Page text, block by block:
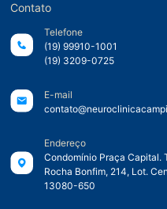
Contato
Telefone
(19) 99910-1001
(19) 3209-0725
E-mail
Endereço
Condomínio Praça Capital.
Rocha Bonfim, 214, Lot.
13080-650